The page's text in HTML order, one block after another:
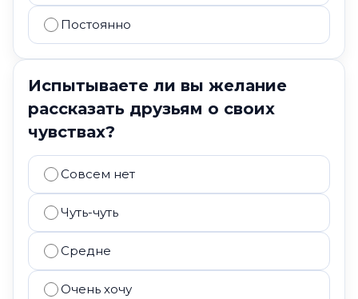
Постоянно
Испытываете ли вы желание
рассказать друзьям о своих
чувствах?
Совсем нет
Чуть-чуть
Средне
Очень хочу